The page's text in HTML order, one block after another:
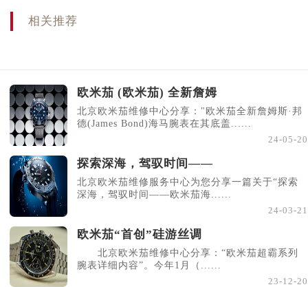
相关推荐
欧米茄 (欧米茄) 全新詹姆
北京欧米茄维修中心分享："欧米茄全新詹姆斯·邦
德(James Bond)海马腕表在其底盖......
24-05-20
探索深海，驾驭时间——
北京欧米茄维修服务中心为您分享一篇关于“探索
深海，驾驭时间——欧米茄海......
24-03-21
欧米茄“首创”硅游丝调
北京欧米茄维修中心分享：“欧米茄超霸系列
腕表详细内容”。今年1月（......
23-12-20